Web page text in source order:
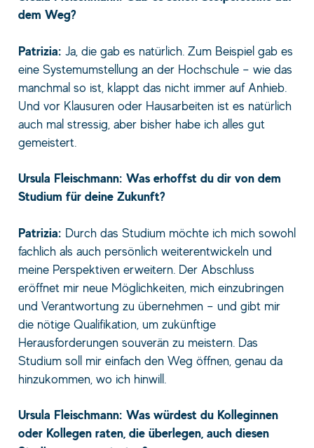
dem Weg?
Patrizia: Ja, die gab es natürlich. Zum Beispiel gab es
eine Systemumstellung an der Hochschule – wie das
manchmal so ist, klappt das nicht immer auf Anhieb.
Und vor Klausuren oder Hausarbeiten ist es natürlich
auch mal stressig, aber bisher habe ich alles gut
gemeistert.
Ursula Fleischmann: Was erhoffst du dir von dem
Studium für deine Zukunft?
Patrizia: Durch das Studium möchte ich mich sowohl
fachlich als auch persönlich weiterentwickeln und
meine Perspektiven erweitern. Der Abschluss
eröffnet mir neue Möglichkeiten, mich einzubringen
und Verantwortung zu übernehmen – und gibt mir
die nötige Qualifikation, um zukünftige
Herausforderungen souverän zu meistern. Das
Studium soll mir einfach den Weg öffnen, genau da
hinzukommen, wo ich hinwill.
Ursula Fleischmann: Was würdest du Kolleginnen
oder Kollegen raten, die überlegen, auch diesen